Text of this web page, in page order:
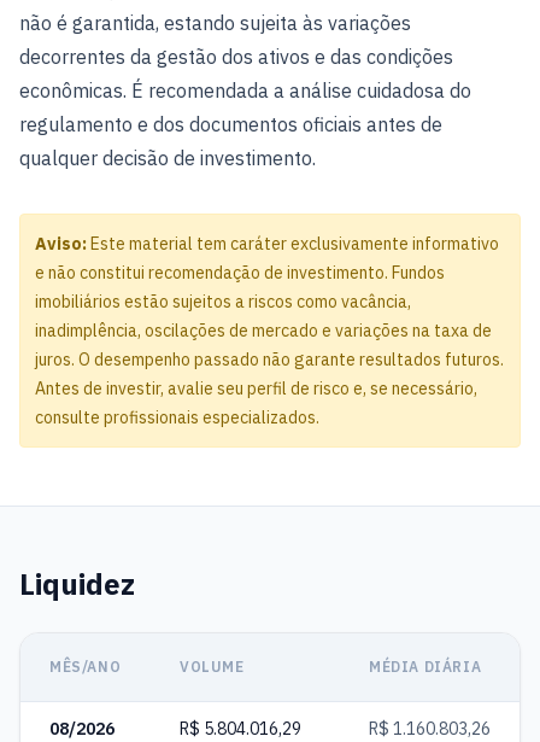
não é garantida, estando sujeita às variações
decorrentes da gestão dos ativos e das condições
econômicas. É recomendada a análise cuidadosa do
regulamento e dos documentos oficiais antes de
qualquer decisão de investimento.
Aviso:Este material tem caráter exclusivamente informativo
e não constitui recomendação de investimento. Fundos
imobiliários estão sujeitos a riscos como vacância,
inadimplência, oscilações de mercado e variações na taxa de
juros. O desempenho passado não garante resultados futuros.
Antes de investir, avalie seu perfil de risco e, se necessário,
consulte profissionais especializados.
Liquidez
MÊS/ANO VOLUME MÉDIA DIÁRIA
08/2026 R$ 5.804.016,29 R$ 1.160.803,26